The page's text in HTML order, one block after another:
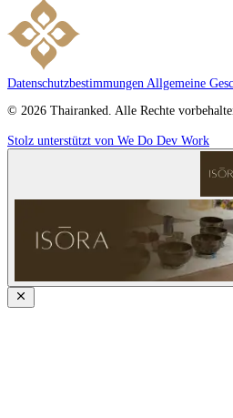
Datenschutzbestimmungen Allgemeine
© 2026 Thairanked. Alle Rechte
Stolz unterstützt von We Do Dev Work